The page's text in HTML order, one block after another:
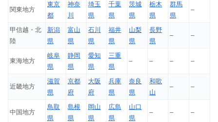
関東地方
東京
都
神奈
川
埼玉
県
千葉
県
茨城
県
栃木
県
群馬
県
–
甲信越・北
陸
新潟
県
富山
県
石川
県
福井
県
山梨
県
長野
県
– –
東海地方
岐阜
県
静岡
県
愛知
県
三重
県
– – – –
近畿地方
滋賀
県
京都
府
大阪
府
兵庫
県
奈良
県
和歌
山
– –
中国地方
鳥取
県
島根
県
岡山
県
広島
県
山口
県
– – –